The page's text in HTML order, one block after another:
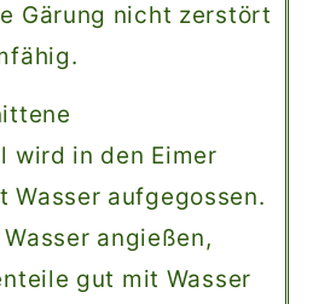
Gärung nicht zerstört
wird in den Eimer
Wasser aufgegossen.
angießen,
gut mit Wasser